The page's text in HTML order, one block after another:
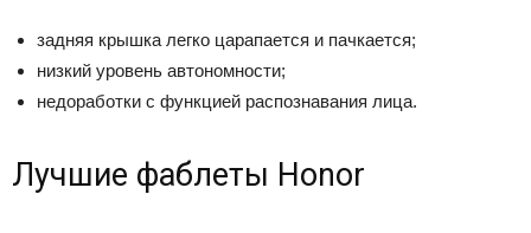
задняя крышка легко царапается и пачкается;
низкий уровень автономности;
недоработки с функцией распознавания лица.
Лучшие фаблеты Honor